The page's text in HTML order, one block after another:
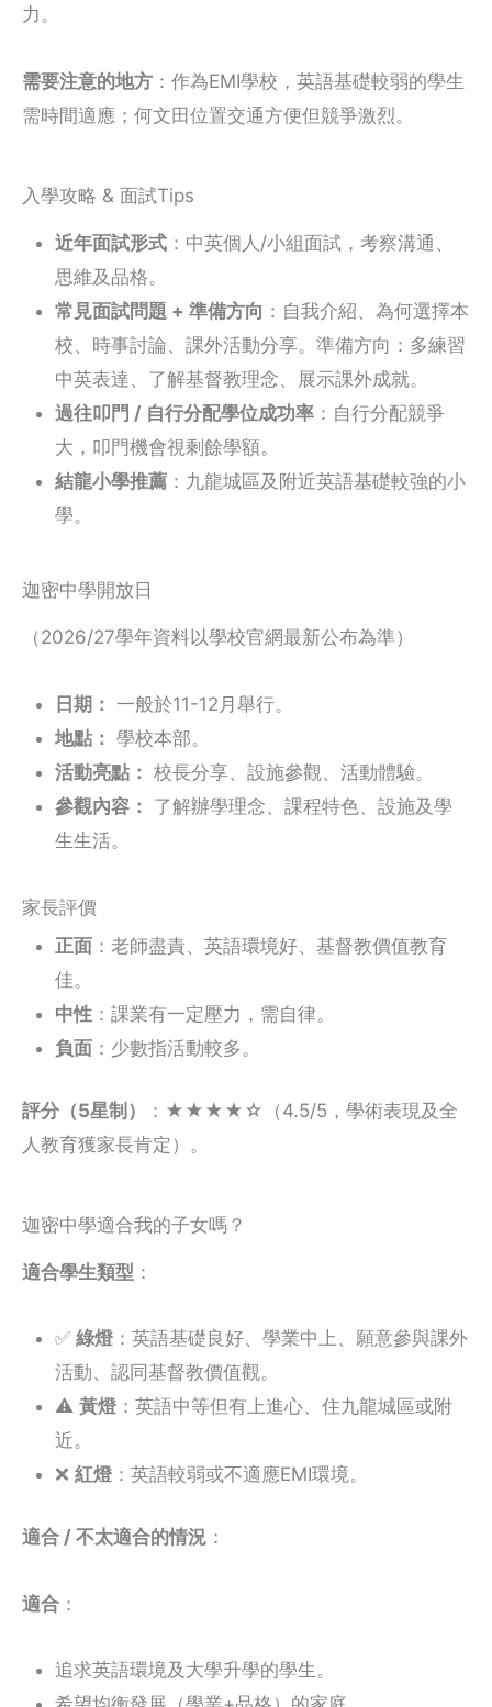
力。
需要注意的地方 ：作為EMI學校，英語基礎較弱的學生
需時間適應；何文田位置交通方便但競爭激烈。
入學攻略 & 面試Tips
近年面試形式 ：中英個人/小組面試，考察溝通、
思維及品格。
常見面試問題 + 準備方向 ：自我介紹、為何選擇本
校、時事討論、課外活動分享。準備方向：多練習
中英表達、了解基督教理念、展示課外成就。
過往叩門 / 自行分配學位成功率 ：自行分配競爭
大，叩門機會視剩餘學額。
結龍小學推薦 ：九龍城區及附近英語基礎較強的小
學。
迦密中學開放日
（2026/27學年資料以學校官網最新公布為準）
日期： 一般於11-12月舉行。
地點： 學校本部。
活動亮點： 校長分享、設施參觀、活動體驗。
參觀內容：
了解辦學理念、課程特色、設施及學
生生活。
家長評價
正面 ：老師盡責、英語環境好、基督教價值教育
佳。
中性 ：課業有一定壓力，需自律。
負面 ：少數指活動較多。
評分（5星制）
：★★★★☆（4.5/5，學術表現及全
人教育獲家長肯定）。
迦密中學適合我的子女嗎？
適合學生類型 ：
✅ 綠燈 ：英語基礎良好、學業中上、願意參與課外
活動、認同基督教價值觀。
⚠️ 黃燈 ：英語中等但有上進心、住九龍城區或附
近。
❌ 紅燈 ：英語較弱或不適應EMI環境。
適合 / 不太適合的情況 ：
適合 ：
追求英語環境及大學升學的學生。